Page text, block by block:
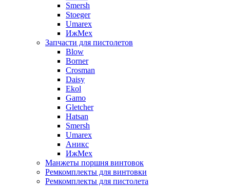
Smersh
Stoeger
Umarex
ИжМех
Запчасти для пистолетов
Blow
Borner
Crosman
Daisy
Ekol
Gamo
Gletcher
Hatsan
Smersh
Umarex
Аникс
ИжМех
Манжеты поршня винтовок
Ремкомплекты для винтовки
Ремкомплекты для пистолета